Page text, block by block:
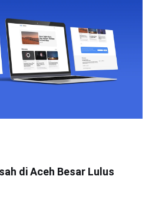
di Aceh Besar Lulus